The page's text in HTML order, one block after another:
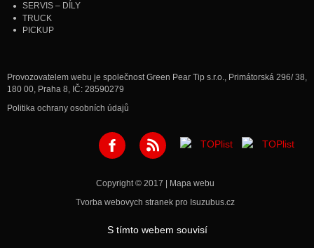
SERVIS – DÍLY
TRUCK
PICKUP
Provozovatelem webu je společnost Green Pear Tip s.r.o., Primátorská 296/ 38,
180 00, Praha 8, IČ: 28590279
Politika ochrany osobních údajů
Copyright © 2017 |
Mapa webu
Tvorba webovych stranek pro Isuzubus.cz
S tímto webem souvisí